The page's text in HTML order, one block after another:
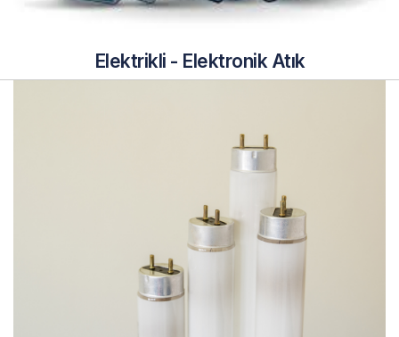
Elektrikli - Elektronik Atık